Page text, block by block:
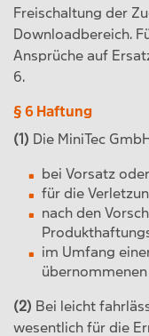
Freischaltung der
Downloadbereich.
Ansprüche auf
6.
§ 6 Haftung
(1) Die MiniTec
bei Vorsatz
für die
nach den
im Umfang
(2) Bei leicht
wesentlich für die